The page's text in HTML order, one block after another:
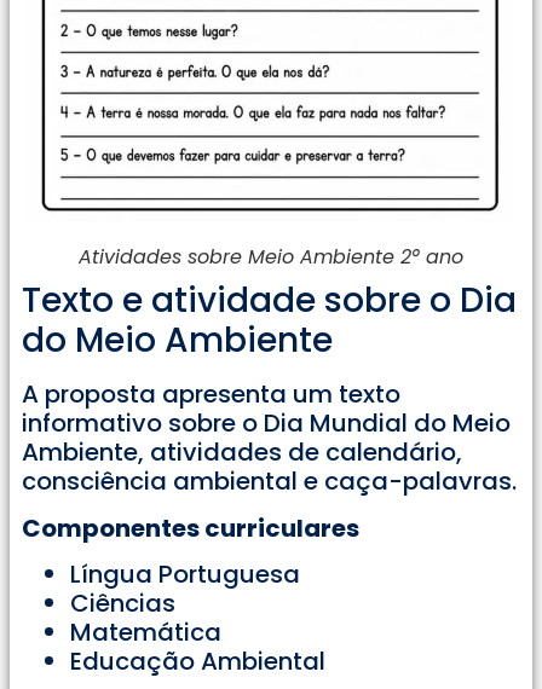
Atividades sobre Meio Ambiente 2° ano
Texto e atividade sobre o Dia
do Meio Ambiente
A proposta apresenta um texto
informativo sobre o Dia Mundial do Meio
Ambiente, atividades de calendário,
consciência ambiental e caça-palavras.
Componentes curriculares
Língua Portuguesa
Ciências
Matemática
Educação Ambiental